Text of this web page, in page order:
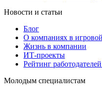
Новости и статьи
Блог
О компаниях в
Жизнь в компании
ИТ-проекты
Рейтинг
Молодым специалистам